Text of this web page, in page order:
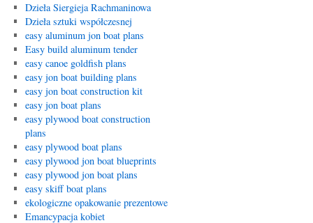
Dzieła Siergieja Rachmaninowa
Dzieła sztuki współczesnej
easy aluminum jon boat plans
Easy build aluminum tender
easy canoe goldfish plans
easy jon boat building plans
easy jon boat construction kit
easy jon boat plans
easy plywood boat construction
plans
easy plywood boat plans
easy plywood jon boat blueprints
easy plywood jon boat plans
easy skiff boat plans
ekologiczne opakowanie prezentowe
Emancypacja kobiet